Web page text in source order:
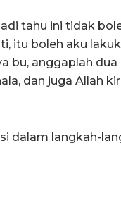
tahu ini tidak
itu boleh aku
bu, anggaplah
dan juga Allah
dalam langkah-